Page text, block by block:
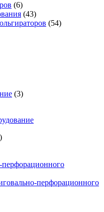
(6)
(43)
(54)
(3)
перфорационного
перфорационного